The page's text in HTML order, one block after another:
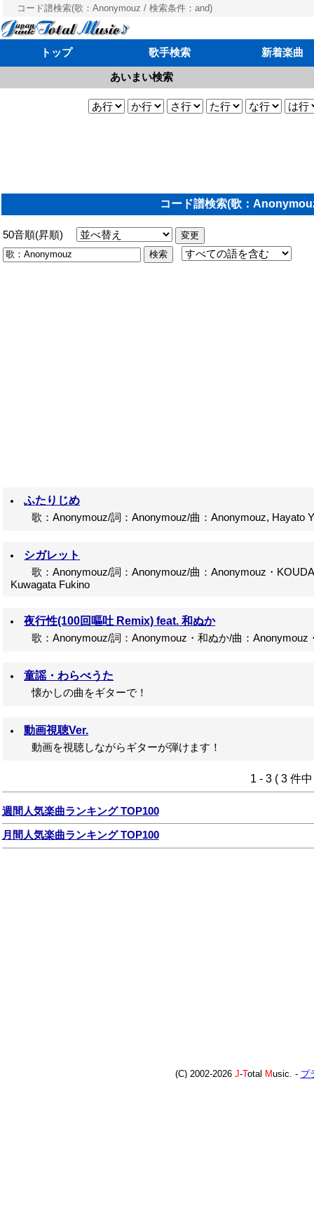
コード譜検索(歌：Anonymouz / 検索条件：and)
トップ 歌手検索 新着楽曲
あいまい検索
コード譜検索(歌：
50音順(昇順)
ふたりじめ
歌：Anonymouz/詞：Anonymouz/曲：Anonymouz, Hayato
シガレット
歌：Anonymouz/詞：Anonymouz/曲：Anonymouz・
Kuwagata Fukino
夜行性(100回嘔吐 Remix) feat. 和ぬか
歌：Anonymouz/詞：Anonymouz・和ぬか/曲：Anonymouz
童謡・わらべうた
懐かしの曲をギターで！
動画視聴Ver.
動画を視聴しながらギターが弾けます！
1 - 3 ( 3 件
週間人気楽曲ランキング TOP100
月間人気楽曲ランキング TOP100